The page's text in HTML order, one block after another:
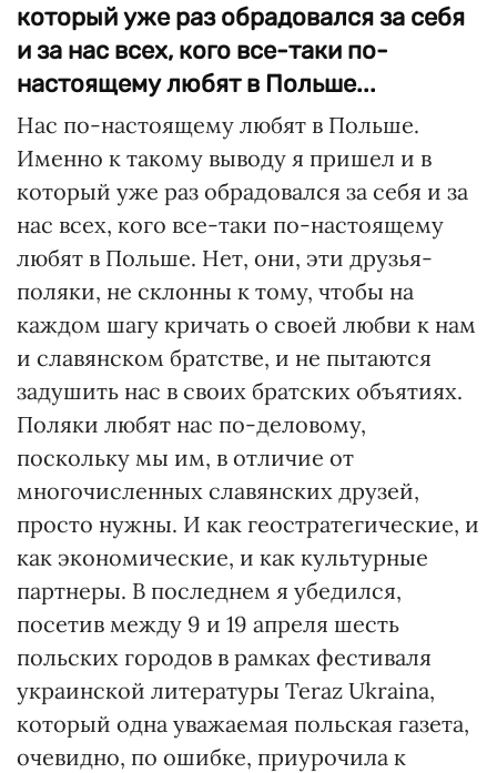
который уже раз обрадовался за себя
и за нас всех, кого все-таки по-
настоящему любят в Польше...
Нас по-настоящему любят в Польше.
Именно к такому выводу я пришел и в
который уже раз обрадовался за себя и за
нас всех, кого все-таки по-настоящему
любят в Польше. Нет, они, эти друзья-
поляки, не склонны к тому, чтобы на
каждом шагу кричать о своей любви к нам
и славянском братстве, и не пытаются
задушить нас в своих братских объятиях.
Поляки любят нас по-деловому,
поскольку мы им, в отличие от
многочисленных славянских друзей,
просто нужны. И как геостратегические, и
как экономические, и как культурные
партнеры. В последнем я убедился,
посетив между 9 и 19 апреля шесть
польских городов в рамках фестиваля
украинской литературы Teraz Ukraina,
который одна уважаемая польская газета,
очевидно, по ошибке, приурочила к